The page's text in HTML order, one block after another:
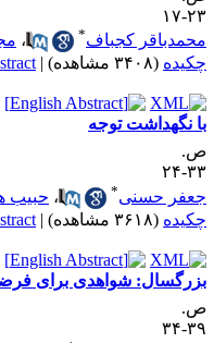
۱۷
کجباف* ،
(۳۴۰۸ مشاهده) |
|
نگهداشت توجه
۲۴
حسنی
،حبیب
(۳۶۱۸ مشاهده) |
|
شواهدی برای فرضیه
۳۴